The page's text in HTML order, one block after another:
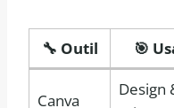
🔧 Outil 🎯
Canva
Design